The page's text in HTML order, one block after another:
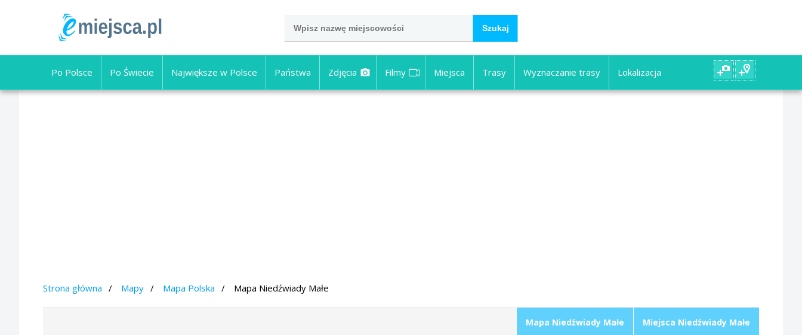
Po Polsce Po Świecie Największe w Polsce Państwa Zdjęcia Filmy Miejsca Trasy Wyznaczanie trasy Lokalizacja
Strona główna Mapy Mapa Polska Mapa Niedźwiady Małe
Mapa Niedźwiady Małe Miejsca Niedźwiady Małe